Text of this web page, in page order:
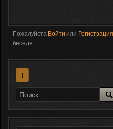
Пожалуйста Войти или Регистрация
беседе.
1